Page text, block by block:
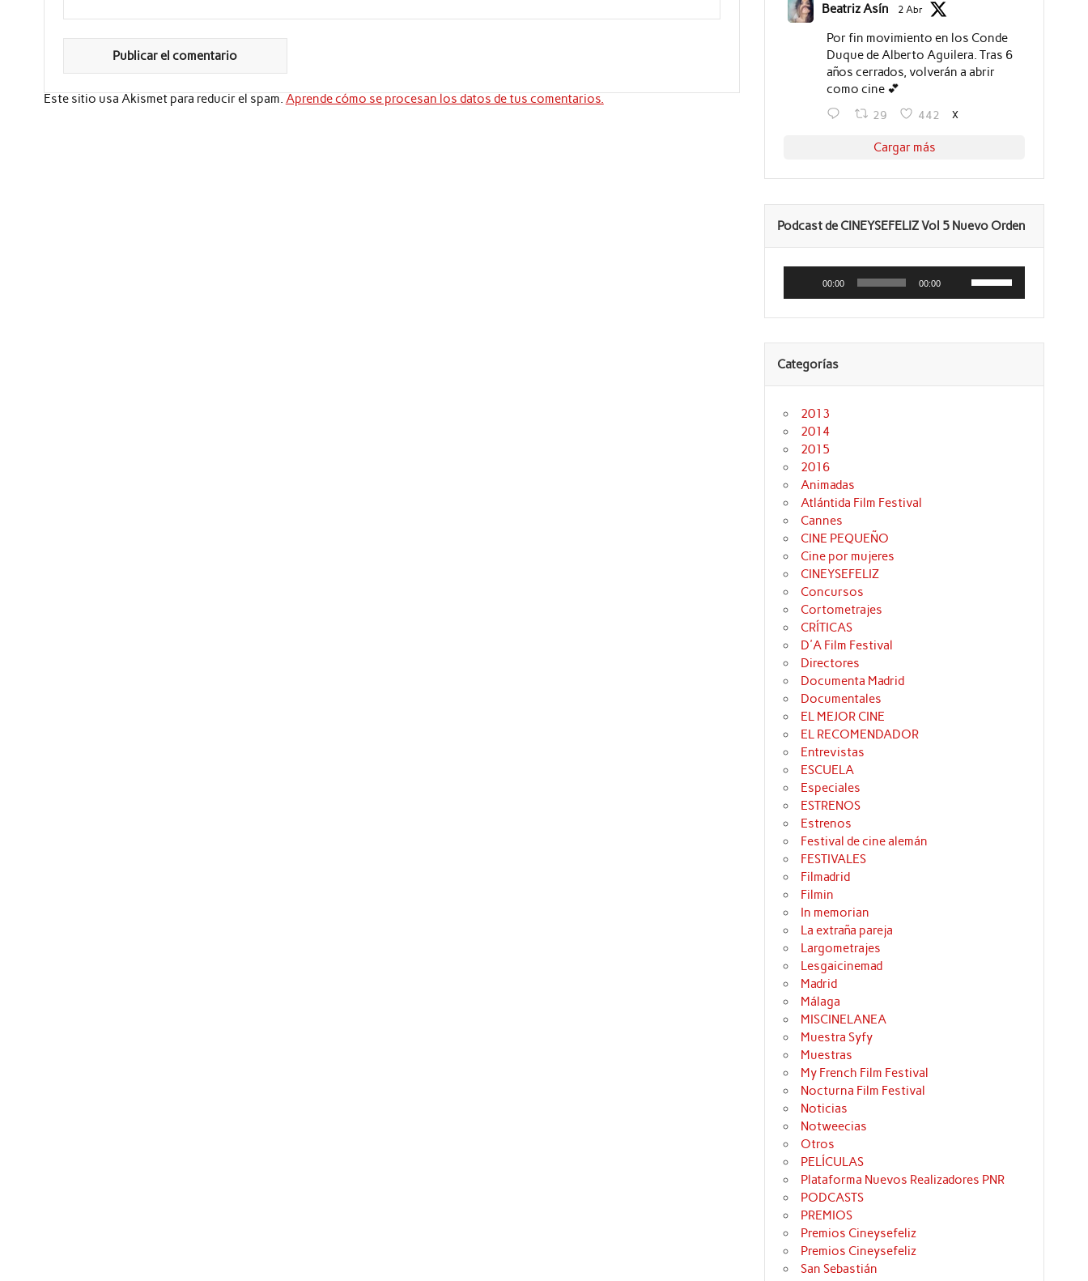
Este sitio usa Akismet para reducir el spam. Aprende cómo se procesan los datos de tus comentarios.
Beatriz Asín 2 Abr
Por fin movimiento en los Conde
Duque de Alberto Aguilera. Tras 6
años cerrados, volverán a abrir
como cine 💕
29 442 X
Cargar más
Podcast de CINEYSEFELIZ Vol 5 Nuevo Orden
Reproductor
audio
00:00 00:00
las
teclas
flecha
para
Categorías
2013
2014
2015
2016
Animadas
Atlántida Film Festival
Cannes
CINE PEQUEÑO
Cine por mujeres
CINEYSEFELIZ
Concursos
Cortometrajes
CRÍTICAS
D'A Film Festival
Directores
Documenta Madrid
Documentales
EL MEJOR CINE
EL RECOMENDADOR
Entrevistas
ESCUELA
Especiales
ESTRENOS
Estrenos
Festival de cine alemán
FESTIVALES
Filmadrid
Filmin
In memorian
La extraña pareja
Largometrajes
Lesgaicinemad
Madrid
Málaga
MISCINELANEA
Muestra Syfy
Muestras
My French Film Festival
Nocturna Film Festival
Noticias
Notweecias
Otros
PELÍCULAS
Plataforma Nuevos Realizadores PNR
PODCASTS
PREMIOS
Premios Cineysefeliz
Premios Cineysefeliz
San Sebastián